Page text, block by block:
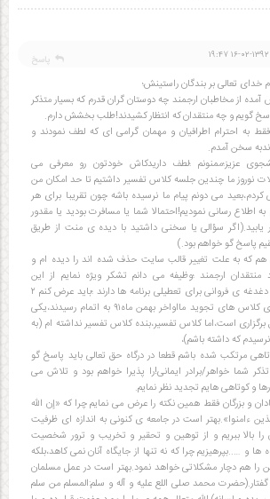
۱۳۹۲-۰۲-۱۶ ۱۹:۴۷
خدای تعالی بر بندگان راستینش؛
آمده از مخاطبان ارجمند چه دوستان گران قدرم که بسیار متذکر
گویم و چه منتقدان که انتظار کشیدند!طلب بخشش دارم.
به احترام اطرافیان و مهمان گرامی ای که لطف نمودند و
سخن آمدم.
عزیز؛ممنونم ؛لطف داریدکاش خودتون رو معرفی می
نوروز ما چندین جلسه کلاس تفسیر داشتیم تا حد امکان من
کردم،بعید می دونم پیام ما نرسیده باشه چون تقریبا برای هر
اطلاع رسانی نمودیم!احتمالا شما یا مسافرت بودید یا مقدور
یابید.(اگر سؤالی یا سخنی داشتید با دیده ی منت از طریق
پاسخ گو خواهم بود.)
هم که به علت تغییر قالب سایت حذف شده اند را دیده ام و
منتقدان ارجمند ؛وظیفه می دانم تشکر ویژه نمایم از این
بزرگواران که دغدغه ی فروانی برای تعطیلی برنامه ها دارند ؛باید عرض کنم ۲
تا از دورها ی کلاس های تجوید مااواخر بهمن ماه۹۱ به اتمام رسیدند،یکی
برگزاری است،اما کلاس تفسیر،بنده کلاس تفسیر نداشته ام (به
که داشته باشم)،
مرتکب شده باشم قطعا در درگاه حق تعالی باید پاسخ گو
شما خواهر/برادر ایمانی!را پذیرا خواهم بود و تلاش می
و کوتاهی هایم تجدید نظر نمایم.
و بزرگان فقط همین نکته را عرض می نمایم چرا که «إن الله
ءامنوا».بهتر است در جامعه ی کنونی به اندازه ای ظرفیت
بالا ببریم و از توهین و تحقیر و تخریب و ترور شخصیت
ها و …..بپرهیزیم چرا که نه تنها از جایگاه آنان نمی کاهد،بلکه
هم دچار مشکلاتی خواهد نمود.بهتر است در عمل مسلمان
گفتار.(حضرت محمد صلی اللع علیه و آله و سلم:المسلم من سلم
پاسخ